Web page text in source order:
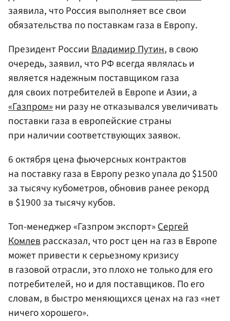
заявила, что Россия выполняет все свои
обязательства по поставкам газа в Европу.
Президент РоссииВладимир Путин, в свою
очередь, заявил, что РФ всегда являлась и
является надежным поставщиком газа
для своих потребителей в Европе и Азии, а
«Газпром»ни разу не отказывался увеличивать
поставки газа в европейские страны
при наличии соответствующих заявок.
6 октября цена фьючерсных контрактов
на поставку газа в Европу резко упала до $1500
за тысячу кубометров, обновив ранее рекорд
в $1900 за тысячу кубов.
Топ-менеджер «Газпром экспорт»Сергей
Комлеврассказал, что рост цен на газ в Европе
может привести к серьезному кризису
в газовой отрасли, это плохо не только для его
потребителей, но и для поставщиков. По его
словам, в быстро меняющихся ценах на газ «нет
ничего хорошего».